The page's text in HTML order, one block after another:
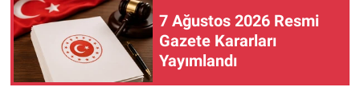
7 Ağustos 2026 Resmi
Gazete Kararları
Yayımlandı